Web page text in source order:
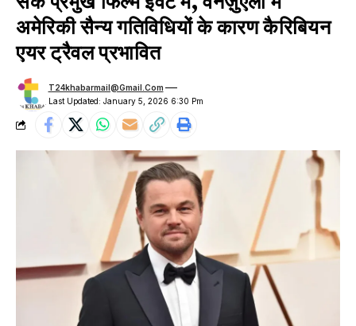
अमेरिकी सैन्य गतिविधियों के कारण कैरिबियन
एयर ट्रैवल प्रभावित
Last Updated: January 5, 2026 6:30 Pm
T24khabarmail@gmail.com